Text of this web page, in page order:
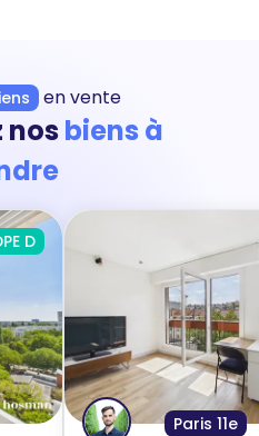
en vente
nosbiens à
D
Paris 11e